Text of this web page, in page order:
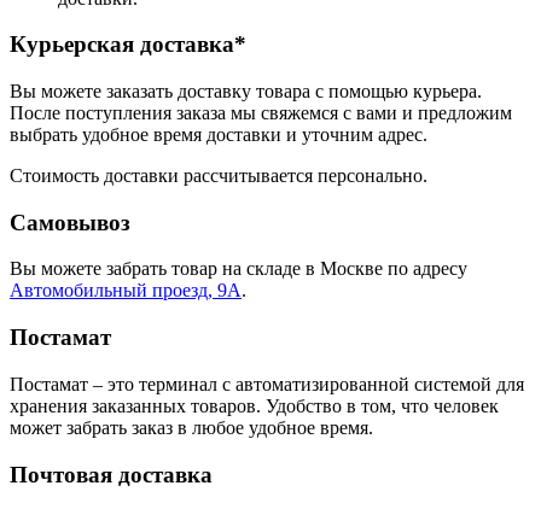
Курьерская доставка*
Вы можете заказать доставку товара с помощью курьера.
После поступления заказа мы свяжемся с вами и предложим
выбрать удобное время доставки и уточним адрес.
Стоимость доставки рассчитывается персонально.
Самовывоз
Вы можете забрать товар на складе в Москве по адресу
Автомобильный проезд, 9А.
Постамат
Постамат – это терминал с автоматизированной системой для
хранения заказанных товаров. Удобство в том, что человек
может забрать заказ в любое удобное время.
Почтовая доставка